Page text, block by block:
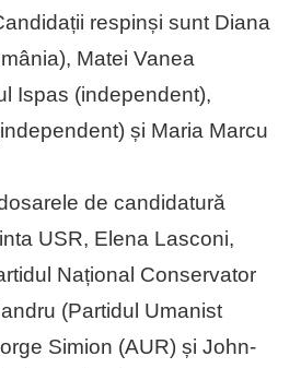
respinși sunt Diana
Matei Vanea
Ispas (independent),
și Maria Marcu
de candidatură
USR, Elena Lasconi,
Național Conservator
(Partidul Umanist
Simion (AUR) și John-